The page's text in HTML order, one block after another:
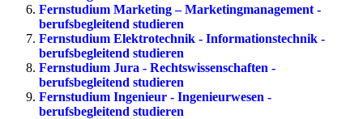
Fernstudium Marketing – Marketingmanagement -
berufsbegleitend studieren
Fernstudium Elektrotechnik - Informationstechnik -
berufsbegleitend studieren
Fernstudium Jura - Rechtswissenschaften -
berufsbegleitend studieren
Fernstudium Ingenieur - Ingenieurwesen -
berufsbegleitend studieren